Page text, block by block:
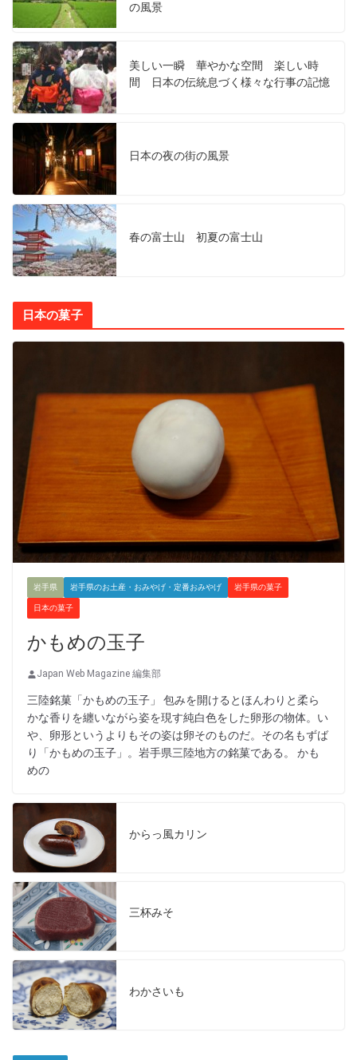
の風景
美しい一瞬 華やかな空間 楽しい時
間 日本の伝統息づく様々な行事の記憶
日本の夜の街の風景
春の富士山 初夏の富士山
日本の菓子
岩手県 岩手県のお土産・おみやげ・定番おみやげ 岩手県の菓子
日本の菓子
かもめの玉子
Japan Web Magazine 編集部
三陸銘菓「かもめの玉子」 包みを開けるとほんわりと柔ら
かな香りを纏いながら姿を現す純白色をした卵形の物体。い
や、卵形というよりもその姿は卵そのものだ。その名もずば
り「かもめの玉子」。岩手県三陸地方の銘菓である。 かも
めの
からっ風カリン
三杯みそ
わかさいも